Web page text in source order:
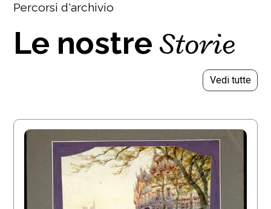
Percorsi d'archivio
Le nostre Storie
Vedi tutte